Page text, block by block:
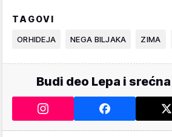
TAGOVI
ORHIDEJA NEGA BILJAKA ZIMA
Budi deo Lepa i